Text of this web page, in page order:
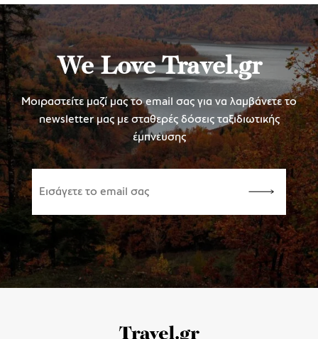
We Love Travel.gr
Μοιραστείτε μαζί μας το email σας για να λαμβάνετε το
newsletter μας με σταθερές δόσεις ταξιδιωτικής
έμπνευσης